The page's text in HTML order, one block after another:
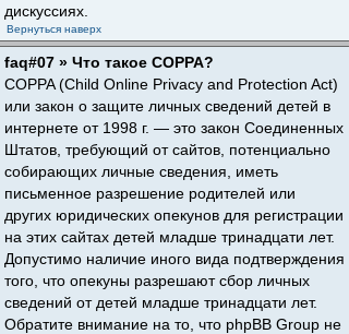
дискуссиях.
Вернуться наверх
faq#07 » Что такое COPPA?
COPPA (Child Online Privacy and Protection Act)
или закон о защите личных сведений детей в
интернете от 1998 г. — это закон Соединенных
Штатов, требующий от сайтов, потенциально
собирающих личные сведения, иметь
письменное разрешение родителей или
других юридических опекунов для регистрации
на этих сайтах детей младше тринадцати лет.
Допустимо наличие иного вида подтверждения
того, что опекуны разрешают сбор личных
сведений от детей младше тринадцати лет.
Обратите внимание на то, что phpBB Group не